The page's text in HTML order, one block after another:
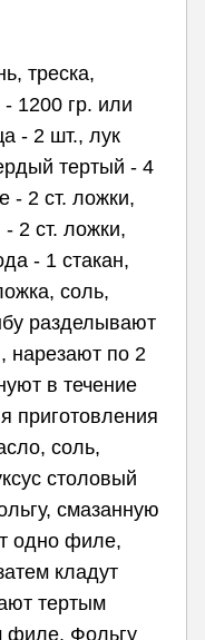
треска,
1200 гр. или
- 2 шт., лук
тертый - 4
- 2 ст. ложки,
2 ст. ложки,
- 1 стакан,
соль,
разделывают
нарезают по 2
в течение
приготовления
соль,
столовый
смазанную
одно филе,
кладут
тертым
филе. Фольгу